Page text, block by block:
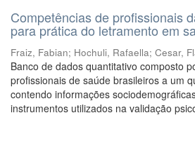
Competências de profissionais
para prática do letramento em
Fraiz, Fabian; Hochuli, Rafaella; Cesar,
Banco de dados quantitativo composto
profissionais de saúde brasileiros a um
contendo informações
instrumentos utilizados na validação